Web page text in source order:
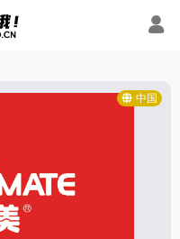
中国